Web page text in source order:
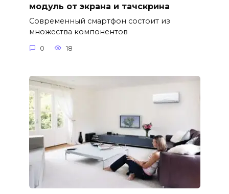
модуль от экрана и тачскрина
Современный смартфон состоит из
множества компонентов
0 18